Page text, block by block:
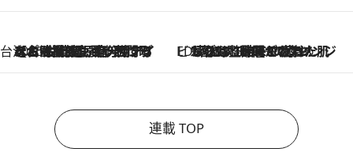
台湾ぶらぶら食べ歩き
2026.8.4
【台湾夏旅】買い物するなら“台湾の原宿”西門町へ！ お土産も自分用アイテムも揃うショッピングスポット8選 ビューティいいもの集め EDITORS' BEST
2026.8.3
“落とす”時間が“癒やし”に。THREEのクレンジングは、酷暑で疲れた肌も心も整えてくれる！
連載 TOP